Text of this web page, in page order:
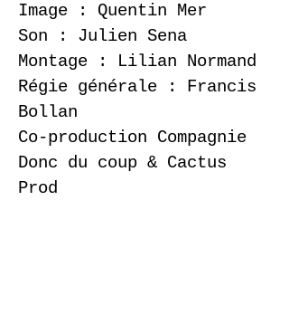
Image : Quentin Mer
Son : Julien Sena
Montage : Lilian Normand
Régie générale : Francis
Bollan
Co-production Compagnie
Donc du coup & Cactus
Prod